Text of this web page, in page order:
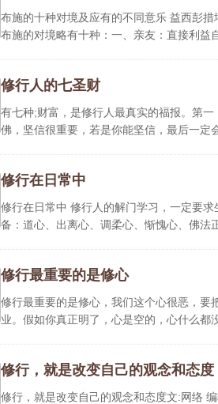
布施的十种对境及应有的不同意乐 益西彭
布施的对境略有十种：一、亲友：直接利益
修行人的七圣财
有七种;财富，是修行人最真实的福报。第
佛，坚信很重要，若是你能坚信，最后一定
修行在日常中
修行在日常中 修行人的解门学习，一定要
备：道心、出离心、调柔心、惭愧心、佛法
修行最重要的是修心
修行最重要的是修心，我们这个心很恶，要
业。假如你真正明了，心是空的，心什么都
修行，就是改变自己的观念和态度
修行，就是改变自己的观念和态度文:网络